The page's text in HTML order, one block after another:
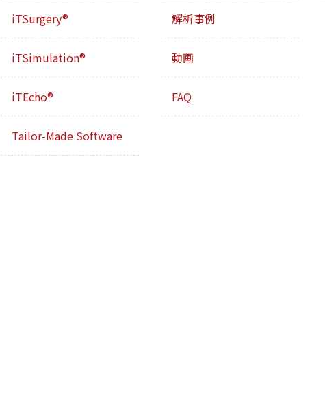
iTSurgery®
iTSimulation®
iTEcho®
Tailor-Made Software
解析事例
動画
FAQ